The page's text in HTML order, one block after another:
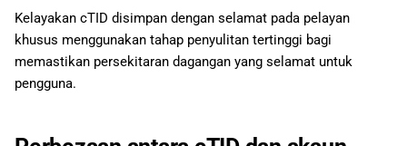
Kelayakan cTID disimpan dengan selamat pada pelayan
khusus menggunakan tahap penyulitan tertinggi bagi
memastikan persekitaran dagangan yang selamat untuk
pengguna.